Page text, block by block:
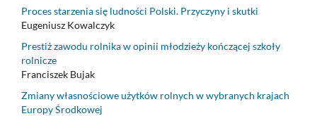
Proces starzenia się ludności Polski. Przyczyny i skutki
Eugeniusz Kowalczyk
Prestiż zawodu rolnika w opinii młodzieży kończącej szkoły
rolnicze
Franciszek Bujak
Zmiany własnościowe użytków rolnych w wybranych krajach
Europy Środkowej